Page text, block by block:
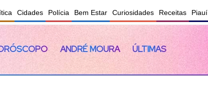
Cidades Polícia Bem Estar Curiosidades Receitas Piauí
ANDRÉ MOURA ÚLTIMAS